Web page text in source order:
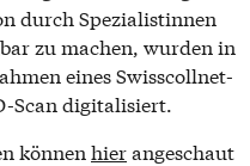
durch Spezialistinnen
zu machen, wurden in
eines Swisscollnet-
Scan digitalisiert.
könnenhierangeschaut